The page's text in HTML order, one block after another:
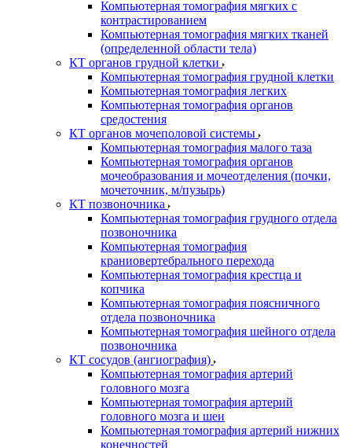
Компьютерная томография мягких с
контрастированием
Компьютерная томография мягких тканей
(определенной области тела)
КТ органов грудной клетки
Компьютерная томография грудной клетки
Компьютерная томография легких
Компьютерная томография органов
средостения
КТ органов мочеполовой системы
Компьютерная томография малого таза
Компьютерная томография органов
мочеобразования и мочеотделения (почки,
мочеточник, м/пузырь)
КТ позвоночника
Компьютерная томография грудного отдела
позвоночника
Компьютерная томография
краниовертебрального перехода
Компьютерная томография крестца и
копчика
Компьютерная томография поясничного
отдела позвоночника
Компьютерная томография шейного отдела
позвоночника
КТ сосудов (ангиография)
Компьютерная томография артерий
головного мозга
Компьютерная томография артерий
головного мозга и шеи
Компьютерная томография артерий нижних
конечностей